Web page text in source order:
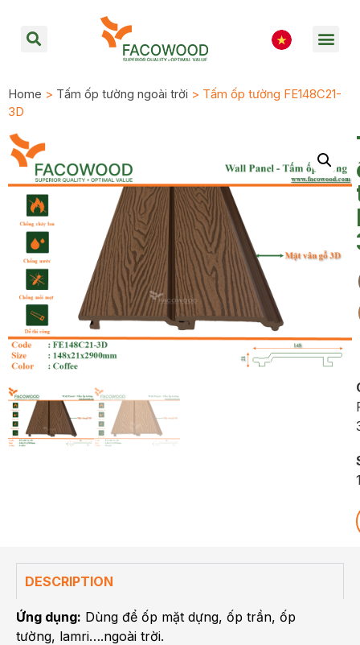
Home > Tấm ốp tường ngoài trời > Tấm ốp tường FE148C21-
3D
DESCRIPTION
Ứng dụng: Dùng để ốp mặt dựng, ốp trần, ốp
tường, lamri….ngoài trời.